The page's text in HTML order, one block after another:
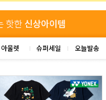
아울렛 슈퍼세일 오늘발송